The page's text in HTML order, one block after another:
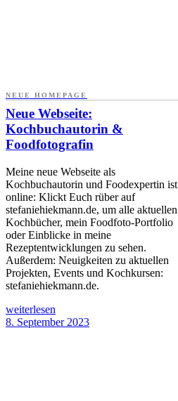
NEUE HOMEPAGE
Neue Webseite:
Kochbuchautorin &
Foodfotografin
Meine neue Webseite als
Kochbuchautorin und Foodexpertin ist
online: Klickt Euch rüber auf
stefaniehiekmann.de, um alle aktuellen
Kochbücher, mein Foodfoto-Portfolio
oder Einblicke in meine
Rezeptentwicklungen zu sehen.
Außerdem: Neuigkeiten zu aktuellen
Projekten, Events und Kochkursen:
stefaniehiekmann.de.
weiterlesen
8. September 2023